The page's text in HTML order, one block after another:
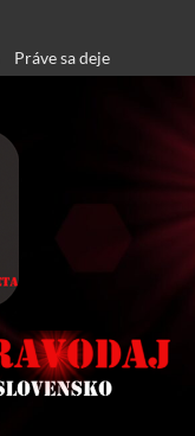
Práve sa deje